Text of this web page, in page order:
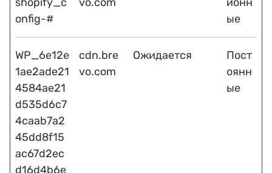
onfig-#
ые
WP_6e12e
1ae2ade21
4584ae21
d535d6c7
4caab7a2
45dd8f15
ac67d2ec
d16d4b6e
cdn.bre
vo.com
Ожидается
Пост
оянн
ые